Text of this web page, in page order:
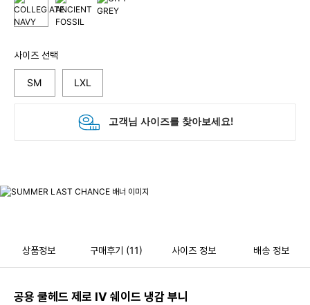
사이즈 선택
SM LXL
상품정보 구매후기 (11) 사이즈 정보 배송 정보
공용 쿨헤드 제로 IV 쉐이드 냉감 부니